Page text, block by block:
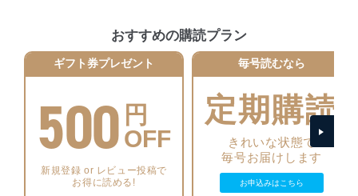
機器を取り扱う従業者を明確化し、 個人データへ
の不要なアクセスを防止しています。
機器に標準装備されているユーザー制御機能（ユ
ーザーアカウント制御）により、個人情報データ
ベース等を取り扱う情報システムを使用する従業
者を識別・認証しています。
外部からの不正アクセス等の防止
個人データを取り扱う機器等のオペレーティング
おすすめの購読プラン
ギフト券プレゼント
500 円
OFF
新規登録 or レビュー投稿で
お得に読める!
毎号読むなら
定期購読
きれいな状態で
毎号お届けします
お申込みはこちら